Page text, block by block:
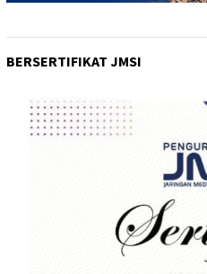
BERSERTIFIKAT JMSI